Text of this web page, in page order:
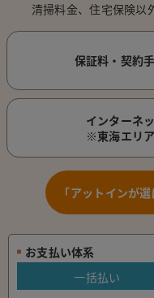
清掃料金、住宅保険以
保証料・契約
インターネ
※東海エリ
「アットインが
お支払い体系
一括払い